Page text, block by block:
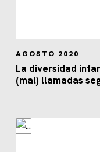
AGOSTO 2020
La diversidad
(mal) llamadas